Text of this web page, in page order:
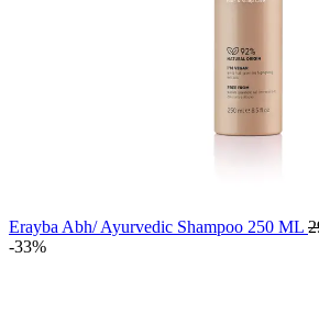
Erayba Abh/ Ayurvedic Shampoo 250 ML
-33%